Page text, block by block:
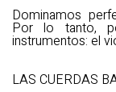
Dominamos
Por lo tanto,
instrumentos: el
LAS CUERDAS